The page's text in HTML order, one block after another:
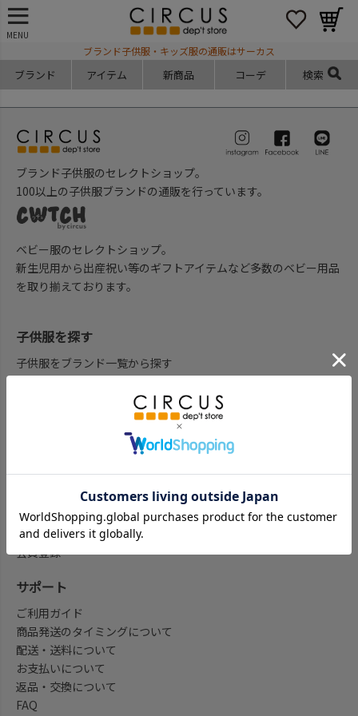
MENU
ブランド子供服・キッズ服の通販はサーカス
ブランド アイテム 新商品 コーデ 検索
ブランド子供服のセレクトショップ。
100以上の子供服ブランドの通販を行っています。
ベビー服のセレクトショップ。
新生児用から出産祝い等のギフトアイテムなど多数のベビー用品
を取り揃えております。
子供服を探す
子供服をブランド一覧から探す
ベビー服ギフト通販のCWTCH
セール
my focus(よみもの)
会員登録/マイページ
会員登録
サポート
ご利用ガイド
商品発送のタイミングについて
配送・送料について
お支払いについて
返品・交換について
FAQ